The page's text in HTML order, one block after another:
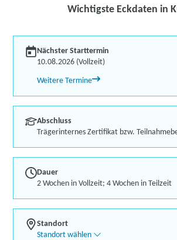
Wichtigste Eckdaten in
Nächster Starttermin
10.08.2026 (Vollzeit)
Weitere Termine
Abschluss
Trägerinternes Zertifikat bzw.
Dauer
2 Wochen in Vollzeit; 4 Wochen in Teilzeit
Standort
Standort wählen